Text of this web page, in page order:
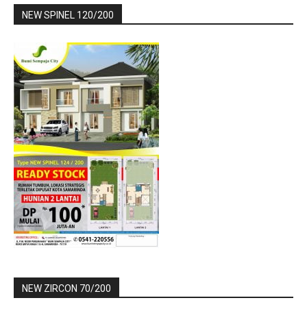
NEW SPINEL 120/200
NEW ZIRCON 70/200